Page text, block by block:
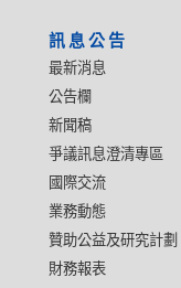
訊息公告
最新消息
公告欄
新聞稿
爭議訊息澄清專區
國際交流
業務動態
贊助公益及研究計劃
財務報表